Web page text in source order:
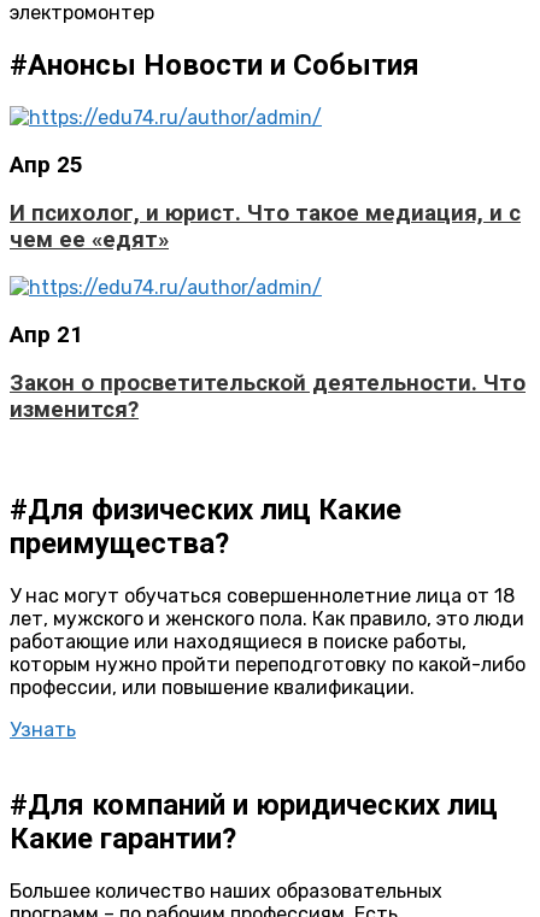
электромонтер
#Анонсы Новости и События
Апр 25
И психолог, и юрист. Что такое медиация, и с
чем ее «едят»
Апр 21
Закон о просветительской деятельности. Что
изменится?
#Для физических лиц Какие
преимущества?
У нас могут обучаться совершеннолетние лица от 18
лет, мужского и женского пола. Как правило, это люди
работающие или находящиеся в поиске работы,
которым нужно пройти переподготовку по какой-либо
профессии, или повышение квалификации.
Узнать
#Для компаний и юридических лиц
Какие гарантии?
Большее количество наших образовательных